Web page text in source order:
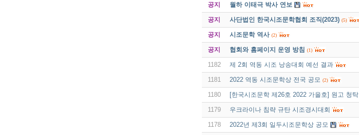
공지 월하 이태극 박사 연보
공지 사단법인 한국시조문학협회 조직(2023) (5)
공지 시조문학 역사 (2)
공지 협회와 홈페이지 운영 방침 (1)
1182 제 2회 역동 시조 낭송대회 예선 결과
1181 2022 역동 시조문학상 전국 공모 (2)
1180 [한국시조문학 제26호 2022 가을호] 원고 청탁
1179 우크라이나 침략 규탄 시조경시대회
1178 2022년 제3회 일두시조문학상 공모